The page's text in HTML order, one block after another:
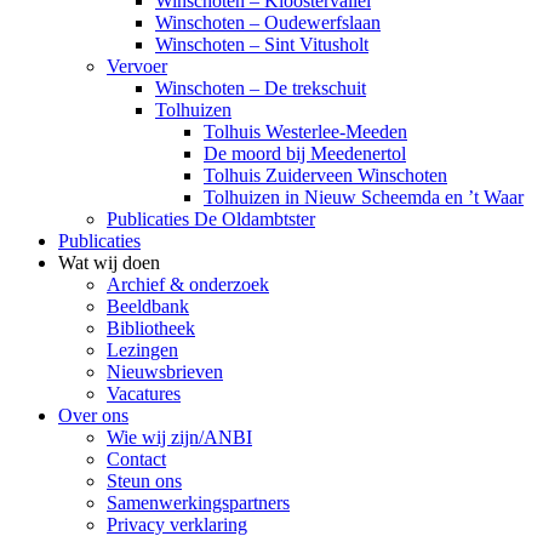
Winschoten – Oudewerfslaan
Winschoten – Sint Vitusholt
Vervoer
Winschoten – De trekschuit
Tolhuizen
Tolhuis Westerlee-Meeden
De moord bij Meedenertol
Tolhuis Zuiderveen Winschoten
Tolhuizen in Nieuw Scheemda en ’t Waar
Publicaties De Oldambtster
Publicaties
Wat wij doen
Archief & onderzoek
Beeldbank
Bibliotheek
Lezingen
Nieuwsbrieven
Vacatures
Over ons
Wie wij zijn/ANBI
Contact
Steun ons
Samenwerkingspartners
Privacy verklaring